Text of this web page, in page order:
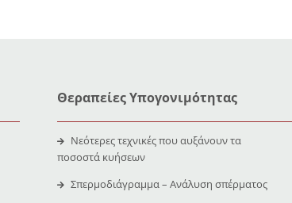
Θεραπείες Υπογονιμότητας
Νεότερες τεχνικές που αυξάνουν τα
ποσοστά κυήσεων
Σπερμοδιάγραμμα – Ανάλυση σπέρματος